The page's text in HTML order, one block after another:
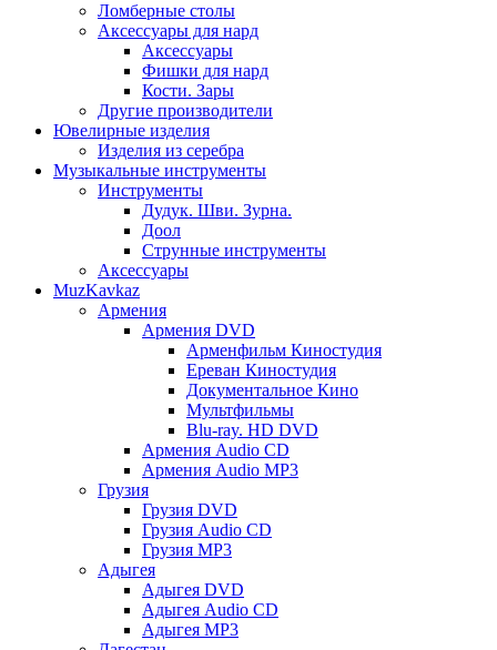
Ломберные столы
Аксессуары для нард
Аксессуары
Фишки для нард
Кости. Зары
Другие производители
Ювелирные изделия
Изделия из серебра
Музыкальные инструменты
Инструменты
Дудук. Шви. Зурна.
Доол
Струнные инструменты
Аксессуары
MuzKavkaz
Армения
Армения DVD
Арменфильм Киностудия
Ереван Киностудия
Документальное Кино
Мультфильмы
Blu-ray. HD DVD
Армения Audio CD
Армения Audio MP3
Грузия
Грузия DVD
Грузия Audio CD
Грузия MP3
Адыгея
Адыгея DVD
Адыгея Audio CD
Адыгея MP3